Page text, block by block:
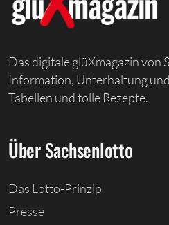
Das digitale glüXmagazin von
Information, Unterhaltung
Tabellen und tolle Rezepte.
Über Sachsenlotto
Das Lotto-Prinzip
Presse